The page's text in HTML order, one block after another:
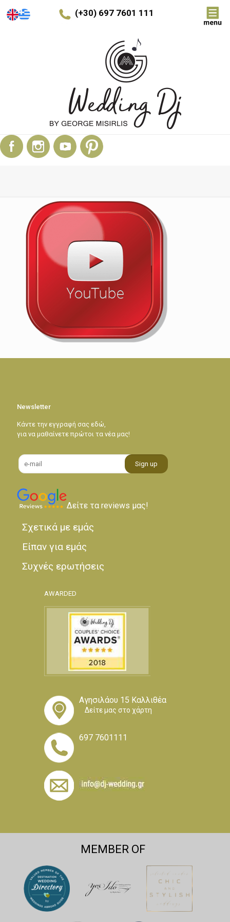
(+30) 697 7601 111
Newsletter
Κάντε την εγγραφή σας εδώ,
για να μαθαίνετε πρώτοι τα νέα μας!
Δείτε τα reviews μας!
Σχετικά με εμάς
Είπαν για εμάς
Συχνές ερωτήσεις
AWARDED
Αγησιλάου 15 Καλλιθέα
Δείτε μας στο χάρτη
697 7601111
MEMBER OF